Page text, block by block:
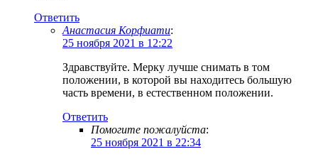
Ответить
Анастасия Корфиати:
25 ноября 2021 в 12:22
Здравствуйте. Мерку лучше снимать в том
положении, в которой вы находитесь большую
часть времени, в естественном положении.
Ответить
Помогите пожалуйста:
25 ноября 2021 в 22:34